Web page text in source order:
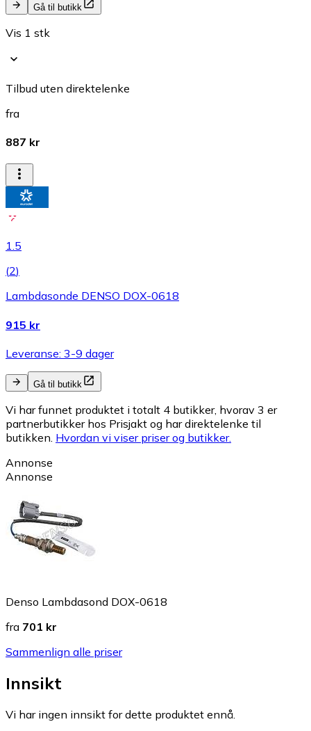
Gå til butikk
Vis 1 stk
Tilbud uten direktelenke
fra
887 kr
1.5
(2)
Lambdasonde DENSO DOX-0618
915 kr
Leveranse: 3-9 dager
Gå til butikk
Vi har funnet produktet i totalt 4 butikker, hvorav 3 er
partnerbutikker hos Prisjakt og har direktelenke til
butikken. Hvordan vi viser priser og butikker.
Annonse
Annonse
Denso Lambdasond DOX-0618
fra 701 kr
Sammenlign alle priser
Innsikt
Vi har ingen innsikt for dette produktet ennå.